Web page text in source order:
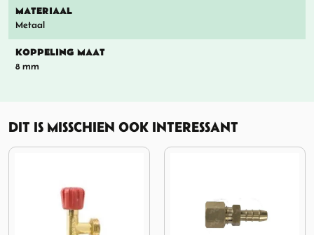
MATERIAAL
Metaal
KOPPELING MAAT
8 mm
DIT IS MISSCHIEN OOK INTERESSANT